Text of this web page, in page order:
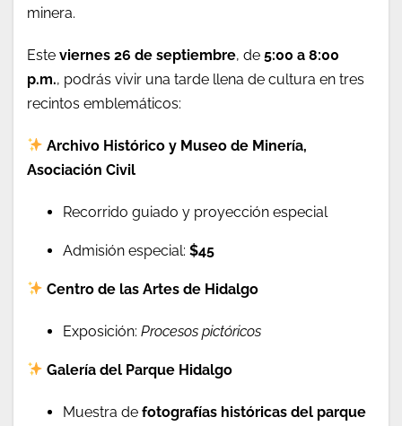
minera.
Este viernes 26 de septiembre, de 5:00 a 8:00
p.m., podrás vivir una tarde llena de cultura en tres
recintos emblemáticos:
Archivo Histórico y Museo de Minería,
Asociación Civil
Recorrido guiado y proyección especial
Admisión especial: $45
Centro de las Artes de Hidalgo
Exposición: Procesos pictóricos
Galería del Parque Hidalgo
Muestra de fotografías históricas del parque